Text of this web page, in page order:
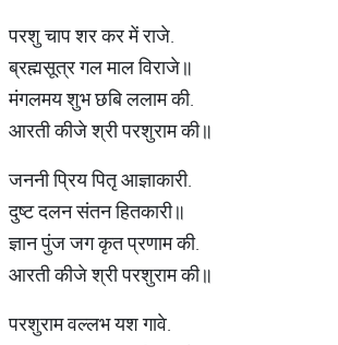
परशु चाप शर कर में राजे.
ब्रह्मसूत्र गल माल विराजे॥
मंगलमय शुभ छबि ललाम की.
आरती कीजे श्री परशुराम की॥
जननी प्रिय पितृ आज्ञाकारी.
दुष्ट दलन संतन हितकारी॥
ज्ञान पुंज जग कृत प्रणाम की.
आरती कीजे श्री परशुराम की॥
परशुराम वल्लभ यश गावे.